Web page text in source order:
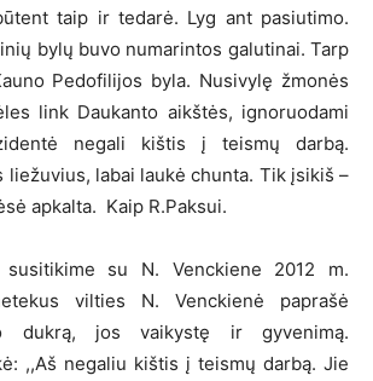
taip ir tedarė. Lyg ant pasiutimo.
bylų buvo numarintos galutinai. Tarp
Pedofilijos byla. Nusivylę žmonės
link Daukanto aikštės, ignoruodami
negali kištis į teismų darbą.
liežuvius, labai laukė chunta. Tik įsikiš –
apkalta. Kaip R.Paksui.
su N. Venckiene 2012 m.
vilties N. Venckienė paprašė
dukrą, jos vaikystę ir gyvenimą.
,,Aš negaliu kištis į teismų darbą. Jie